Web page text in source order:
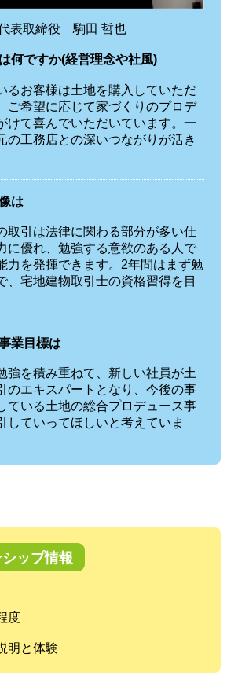
表取締役 駒田 哲也
何ですか(経営理念や社風)
るお客様は土地を購入していただ
ご希望に応じて家づくりのプロデ
けて喜んでいただいています。一
の工務店との深いつながりが活き
は
取引は法律に関わる部分が多い仕
に優れ、勉強する意欲のある人で
力を発揮できます。2年間はまず勉
、宅地建物取引士の資格習得を目
業目標は
強を積み重ねて、新しい社員が土
のエキスパートとなり、今後の事
ている土地の総合プロデュース事
していってほしいと考えていま
ップ情報
度
明と体験